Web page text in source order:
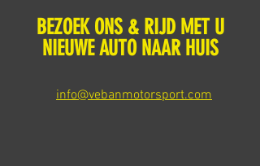
BEZOEK ONS & RIJD MET U
NIEUWE AUTO NAAR HUIS
info@vebanmotorsport.com